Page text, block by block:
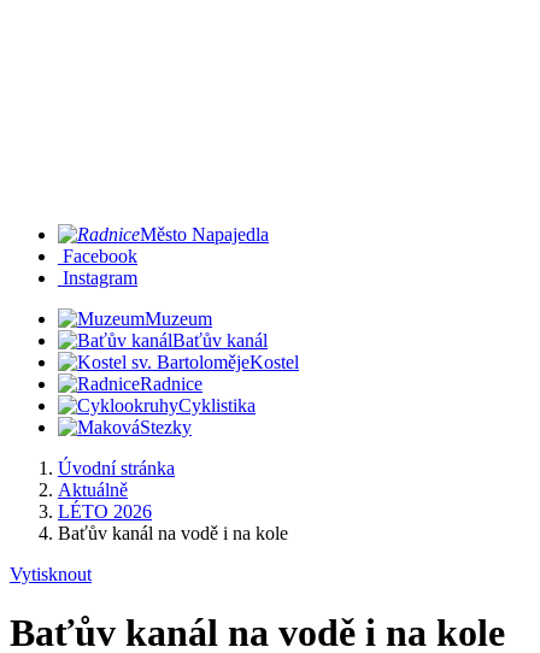
Město Napajedla
Facebook
Instagram
Muzeum
Baťův kanál
Kostel
Radnice
Cyklistika
Stezky
Úvodní stránka
Aktuálně
LÉTO 2026
Baťův kanál na vodě i na kole
Vytisknout
Baťův kanál na vodě i na kole